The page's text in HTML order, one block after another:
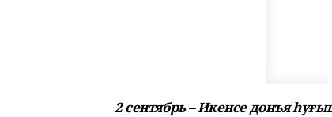
2 сентябрь – Икенсе донъя